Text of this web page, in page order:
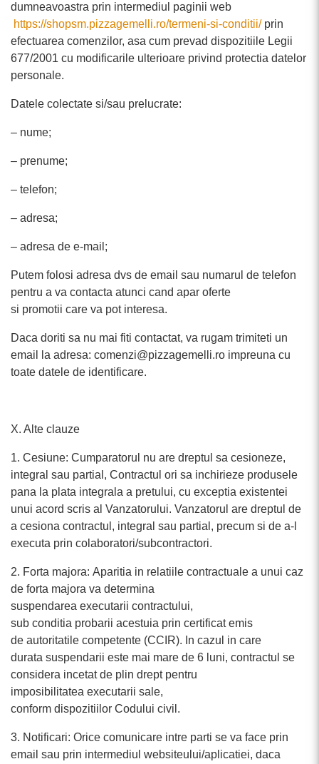
dumneavoastra prin intermediul paginii web
https://shopsm.pizzagemelli.ro/termeni-si-conditii/prin
efectuarea comenzilor, asa cum prevad dispozitiile Legii
677/2001 cu modificarile ulterioare privind protectia datelor
personale.
Datele colectate si/sau prelucrate:
– nume;
– prenume;
– telefon;
– adresa;
– adresa de e-mail;
Putem folosi adresa dvs de email sau numarul de telefon
pentru a va contacta atunci cand apar oferte
si promotii care va pot interesa.
Daca doriti sa nu mai fiti contactat, va rugam trimiteti un
email la adresa: comenzi@pizzagemelli.ro impreuna cu
toate datele de identificare.
X. Alte clauze
1. Cesiune: Cumparatorul nu are dreptul sa cesioneze,
integral sau partial, Contractul ori sa inchirieze produsele
pana la plata integrala a pretului, cu exceptia existentei
unui acord scris al Vanzatorului. Vanzatorul are dreptul de
a cesiona contractul, integral sau partial, precum si de a-l
executa prin colaboratori/subcontractori.
2. Forta majora: Aparitia in relatiile contractuale a unui caz
de forta majora va determina
suspendarea executarii contractului,
sub conditia probarii acestuia prin certificat emis
de autoritatile competente (CCIR). In cazul in care
durata suspendarii este mai mare de 6 luni, contractul se
considera incetat de plin drept pentru
imposibilitatea executarii sale,
conform dispozitiilor Codului civil.
3. Notificari: Orice comunicare intre parti se va face prin
email sau prin intermediul websiteului/aplicatiei, daca